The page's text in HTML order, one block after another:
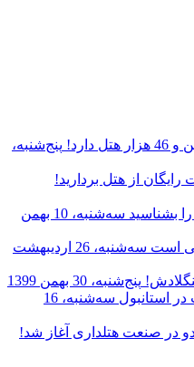
پنج‌شنبه،
بشناسید
سه‌شنبه، 10 بهمن
سه‌شنبه، 26 اردیبهشت
پنج‌شنبه، 30 بهمن 1399
استانبول
سه‌شنبه، 16
در صنعت هتلداری آغاز شد!